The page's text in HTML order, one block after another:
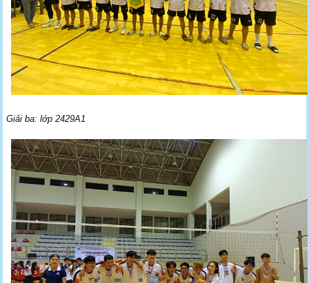
Giải ba: lớp 2429A1